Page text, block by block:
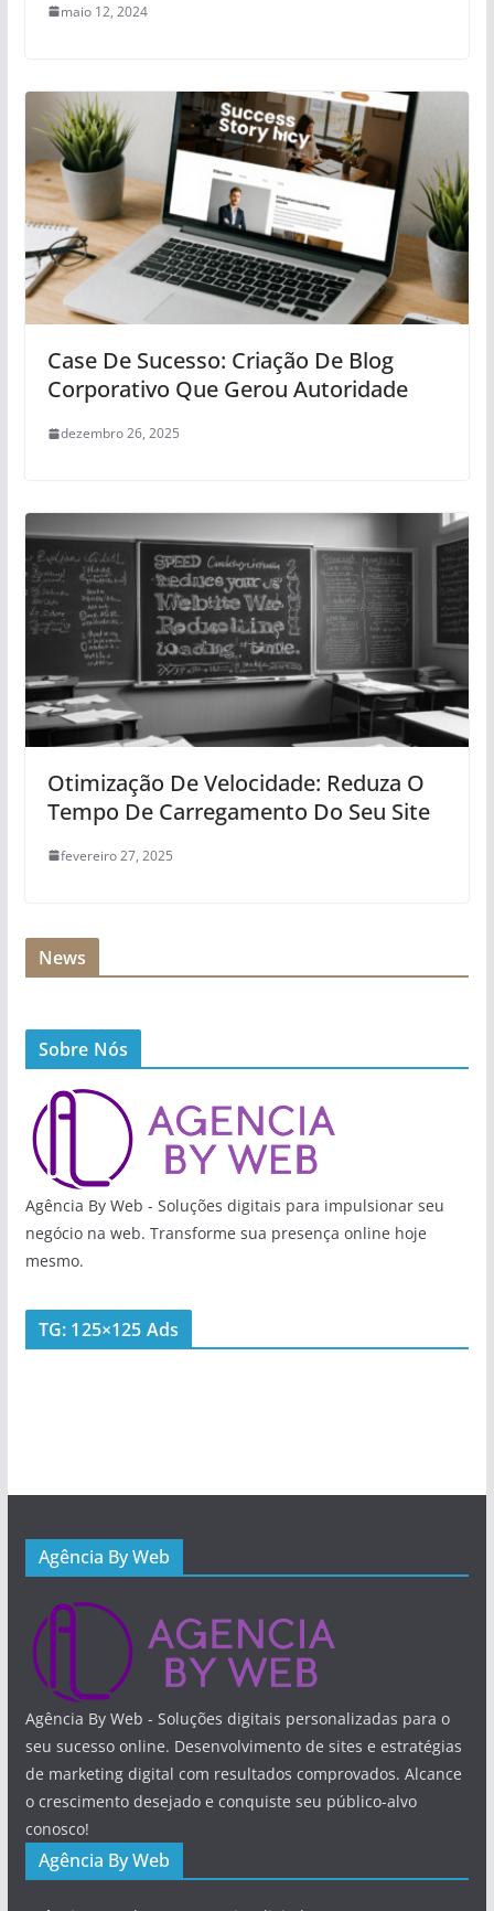
maio 12, 2024
Case De Sucesso: Criação De Blog
Corporativo Que Gerou Autoridade
dezembro 26, 2025
Otimização De Velocidade: Reduza O
Tempo De Carregamento Do Seu Site
fevereiro 27, 2025
News
Sobre Nós
Agência By Web - Soluções digitais para impulsionar seu
negócio na web. Transforme sua presença online hoje
mesmo.
TG: 125×125 Ads
Agência By Web
Agência By Web - Soluções digitais personalizadas para o
seu sucesso online. Desenvolvimento de sites e estratégias
de marketing digital com resultados comprovados. Alcance
o crescimento desejado e conquiste seu público-alvo
conosco!
Agência By Web